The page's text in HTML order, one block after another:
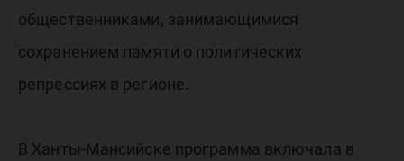
общественниками, занимающимися
сохранением памяти о политических
репрессиях в регионе.
В Ханты-Мансийске программа включала в